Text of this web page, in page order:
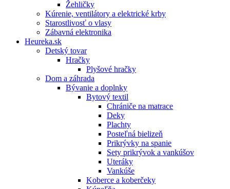
Žehličky
Kúrenie, ventilátory a elektrické krby
Starostlivosť o vlasy
Zábavná elektronika
Heureka.sk
Detský tovar
Hračky
Plyšové hračky
Dom a záhrada
Bývanie a doplnky
Bytový textil
Chrániče na matrace
Deky
Plachty
Posteľná bielizeň
Prikrývky na spanie
Sety prikrývok a vankúšov
Uteráky
Vankúše
Koberce a koberčeky